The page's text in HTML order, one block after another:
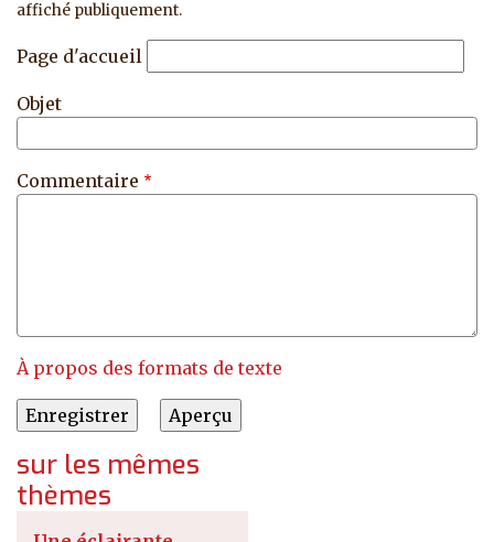
affiché publiquement.
Page d'accueil
Objet
Commentaire
À propos des formats de texte
sur les mêmes
thèmes